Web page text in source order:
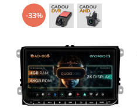
-33%